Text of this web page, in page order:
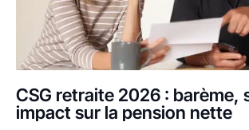
CSG retraite 2026 : barème,
impact sur la pension nette